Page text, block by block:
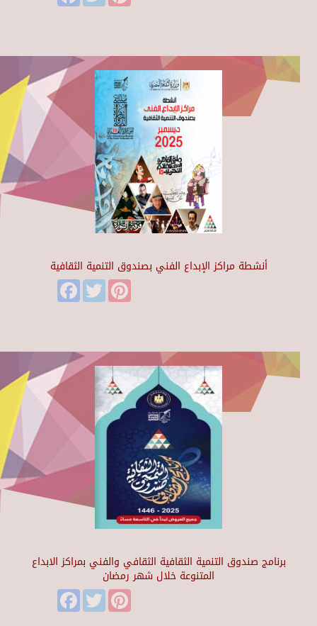
أنشطة مراكز الإبداع الفني بصندوق التنمية الثقافية
FacebookTwitter
برنامج صندوق التنمية الثقافية الثقافي والفني بمراكز الابداع
المتنوعة خلال شهر رمضان
FacebookTwitter